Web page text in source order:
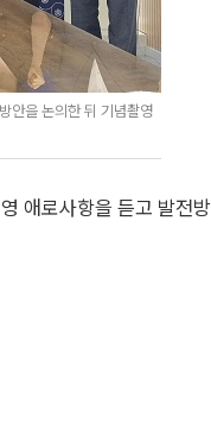
안을 논의한 뒤 기념촬영
애로사항을 듣고 발전방